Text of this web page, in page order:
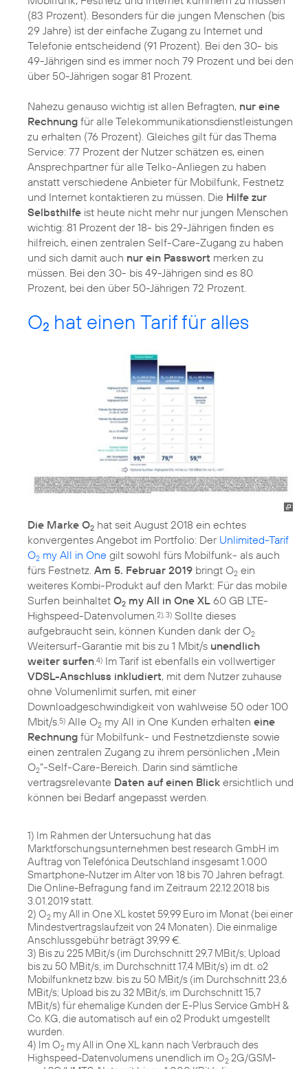
(83 Prozent). Besonders für die jungen Menschen (bis
29 Jahre) ist der einfache Zugang zu Internet und
Telefonie entscheidend (91 Prozent). Bei den 30- bis
49-Jährigen sind es immer noch 79 Prozent und bei den
über 50-Jährigen sogar 81 Prozent.
Nahezu genauso wichtig ist allen Befragten, nur eine
Rechnung für alle Telekommunikationsdienstleistungen
zu erhalten (76 Prozent). Gleiches gilt für das Thema
Service: 77 Prozent der Nutzer schätzen es, einen
Ansprechpartner für alle Telko-Anliegen zu haben
anstatt verschiedene Anbieter für Mobilfunk, Festnetz
und Internet kontaktieren zu müssen. Die Hilfe zur
Selbsthilfe ist heute nicht mehr nur jungen Menschen
wichtig: 81 Prozent der 18- bis 29-Jährigen finden es
hilfreich, einen zentralen Self-Care-Zugang zu haben
und sich damit auch nur ein Passwort merken zu
müssen. Bei den 30- bis 49-Jährigen sind es 80
Prozent, bei den über 50-Jährigen 72 Prozent.
O2 hat einen Tarif für alles
Die Marke O2 hat seit August 2018 ein echtes
konvergentes Angebot im Portfolio: Der Unlimited-Tarif
O2 my All in One gilt sowohl fürs Mobilfunk- als auch
fürs Festnetz. Am 5. Februar 2019 bringt O2 ein
weiteres Kombi-Produkt auf den Markt: Für das mobile
Surfen beinhaltet O2 my All in One XL 60 GB LTE-
Highspeed-Datenvolumen.2), 3) Sollte dieses
aufgebraucht sein, können Kunden dank der O2
Weitersurf-Garantie mit bis zu 1 Mbit/s unendlich
weiter surfen.4) Im Tarif ist ebenfalls ein vollwertiger
VDSL-Anschluss inkludiert, mit dem Nutzer zuhause
ohne Volumenlimit surfen, mit einer
Downloadgeschwindigkeit von wahlweise 50 oder 100
Mbit/s.5) Alle O2 my All in One Kunden erhalten eine
Rechnung für Mobilfunk- und Festnetzdienste sowie
einen zentralen Zugang zu ihrem persönlichen „Mein
O2“-Self-Care-Bereich. Darin sind sämtliche
vertragsrelevante Daten auf einen Blick ersichtlich und
können bei Bedarf angepasst werden.
1) Im Rahmen der Untersuchung hat das
Marktforschungsunternehmen best research GmbH im
Auftrag von Telefónica Deutschland insgesamt 1.000
Smartphone-Nutzer im Alter von 18 bis 70 Jahren befragt.
Die Online-Befragung fand im Zeitraum 22.12.2018 bis
3.01.2019 statt.
2) O2 my All in One XL kostet 59,99 Euro im Monat (bei einer
Mindestvertragslaufzeit von 24 Monaten). Die einmalige
Anschlussgebühr beträgt 39,99 €.
3) Bis zu 225 MBit/s (im Durchschnitt 29,7 MBit/s; Upload
bis zu 50 MBit/s, im Durchschnitt 17,4 MBit/s) im dt. o2
Mobilfunknetz bzw. bis zu 50 MBit/s (im Durchschnitt 23,6
MBit/s; Upload bis zu 32 MBit/s, im Durchschnitt 15,7
MBit/s) für ehemalige Kunden der E-Plus Service GmbH &
Co. KG, die automatisch auf ein o2 Produkt umgestellt
wurden.
4) Im O2 my All in One XL kann nach Verbrauch des
Highspeed-Datenvolumens unendlich im O2 2G/GSM-